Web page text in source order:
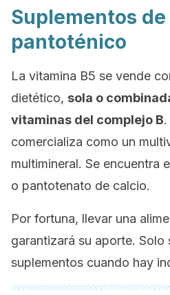
Suplementos
pantoténico
La vitamina B5 se vende
dietético, sola o
vitaminas del complejo B
comercializa como un
multimineral. Se encuentra
o pantotenato de calcio.
Por fortuna, llevar una
garantizará su aporte. Solo
suplementos cuando hay